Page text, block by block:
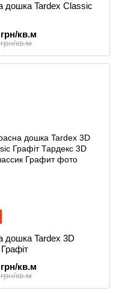
дошка Tardex Classic
кв.м
кв.м
дошка Tardex 3D
кв.м
кв.м